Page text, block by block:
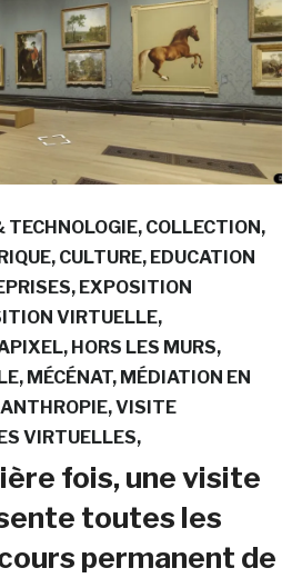
TECHNOLOGIE COLLECTION
CULTURE EDUCATION
EXPOSITION
VIRTUELLE
HORS LES MURS
MÉCÉNAT MÉDIATION EN
VISITE
VIRTUELLES
fois, une visite
toutes les
permanent de